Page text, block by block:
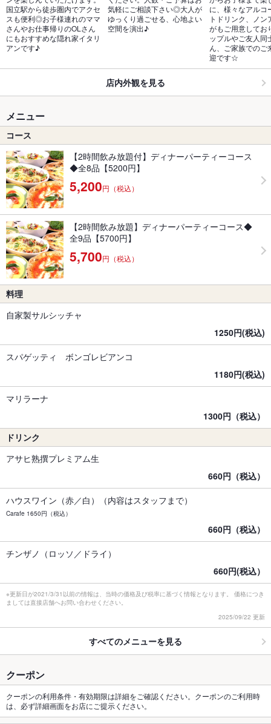
国立駅から徒歩圏内でアクセ
スも便利◎お子様連れのママ
さんやお仕事帰りのOLさん
にもおすすめな隠れ家イタリ
アンです♪
気軽にご相談下さい◎大人が
ゆっくり過ごせる、心地よい
空間を演出♪
に、様々なアルコ
トドリンク、ノン
がもご用意してお
ップルやご友人同
ん、ご家族でのご
迎です☆
店内外観を見る
メニュー
コース
【2時間飲み放題付】ディナーパーティーコース
◆全8品【5200円】
5,200円（税込）
【2時間飲み放題】ディナーパーティーコース◆
全9品【5700円】
5,700円（税込）
料理
自家製サルシッチャ
1250円(税込)
スパゲッティ ボンゴレビアンコ
1180円(税込)
マリラーナ
1300円（税込）
ドリンク
アサヒ熟撰プレミアム生
660円（税込）
ハウスワイン（赤／白）（内容はスタッフまで）
Carafe 1650円（税込）
660円（税込）
チンザノ（ロッソ／ドライ）
660円(税込）
※更新日が2021/3/31以前の情報は、当時の価格及び税率に基づく情報となります。 価格につき
ましては直接店舗へお問い合わせください。
2025/09/22 更新
すべてのメニューを見る
クーポン
クーポンの利用条件・有効期限は詳細をご確認ください。クーポンのご利用時
は、必ず詳細画面をお店にご提示ください。